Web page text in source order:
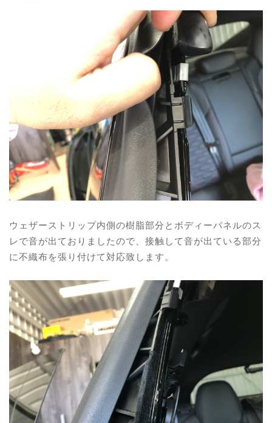
ウェザーストリップ内側の樹脂部分とボディーパネルのス
レで音が出ておりましたので、接触して音が出ている部分
に不織布を張り付けて対応致します。